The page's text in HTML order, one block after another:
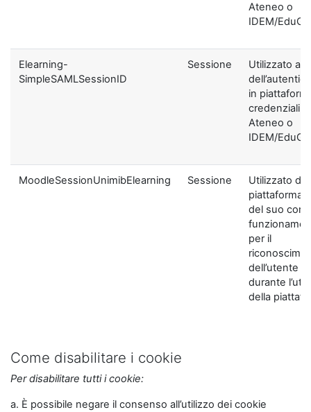
Ateneo o
IDEM/
Elearning-
SimpleSAMLSessionID
Sessione
Utilizzato ai
in
credenziali di
Ateneo o
IDEM/
MoodleSessionUnimibElearning Sessione
Utilizzato
piattaforma
del suo
per il
dell’utente
durante
della
Come disabilitare i cookie
Per disabilitare tutti i cookie:
a. È possibile negare il consenso all’utilizzo dei cookie